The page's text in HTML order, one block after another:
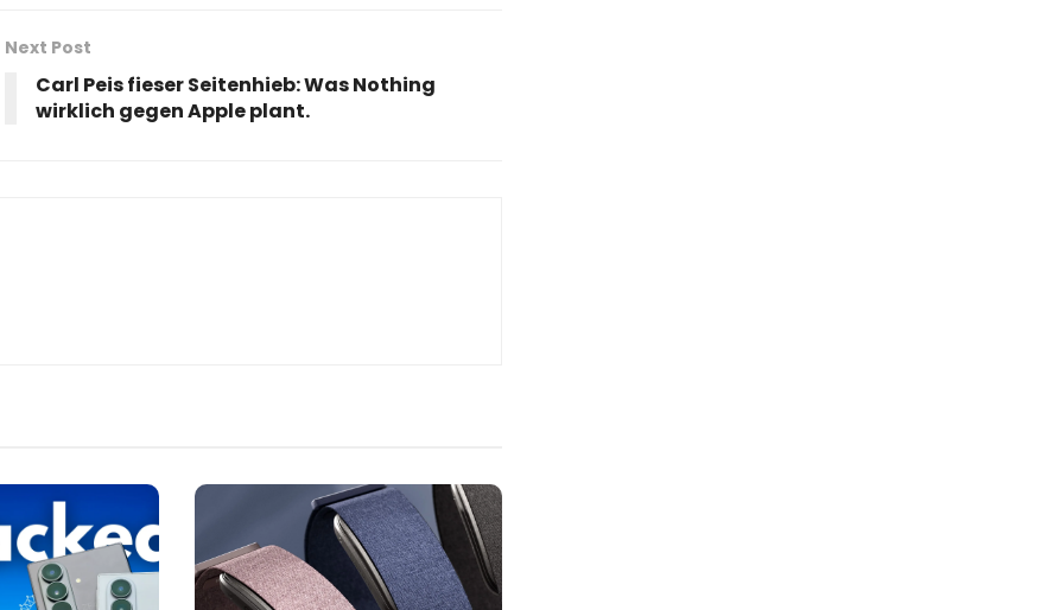
Next Post
Carl Peis fieser Seitenhieb: Was Nothing
wirklich gegen Apple plant.